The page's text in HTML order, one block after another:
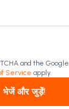
and the Google
Service apply.
भेजें और जुड़ें!